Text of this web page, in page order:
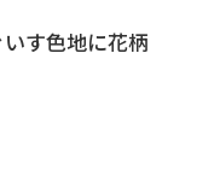
す色地に花柄